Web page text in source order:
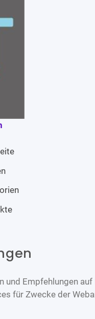
und Empfehlungen
für Zwecke der